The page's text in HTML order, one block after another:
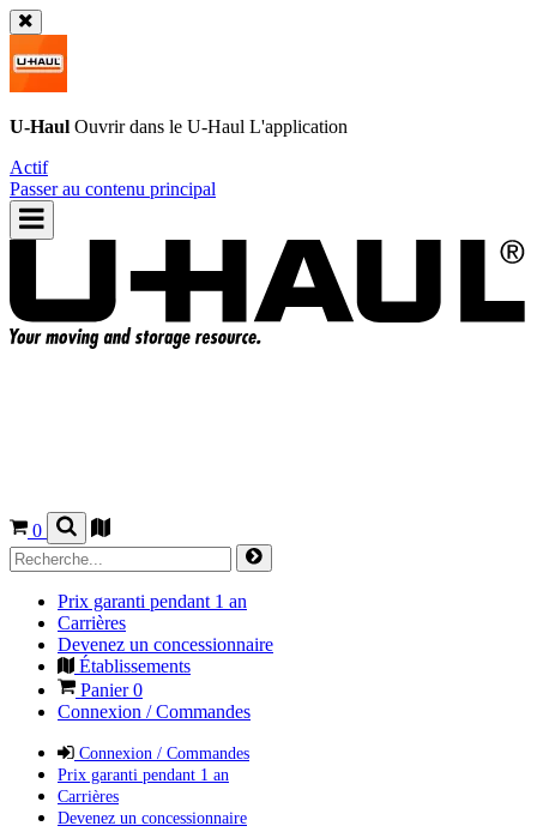
U-Haul Ouvrir dans le U-Haul L'application
Actif
Passer au contenu principal
0
Prix garanti pendant 1 an
Carrières
Devenez un concessionnaire
Établissements
Panier0
Connexion / Commandes
Connexion / Commandes
Prix garanti pendant 1 an
Carrières
Devenez un concessionnaire